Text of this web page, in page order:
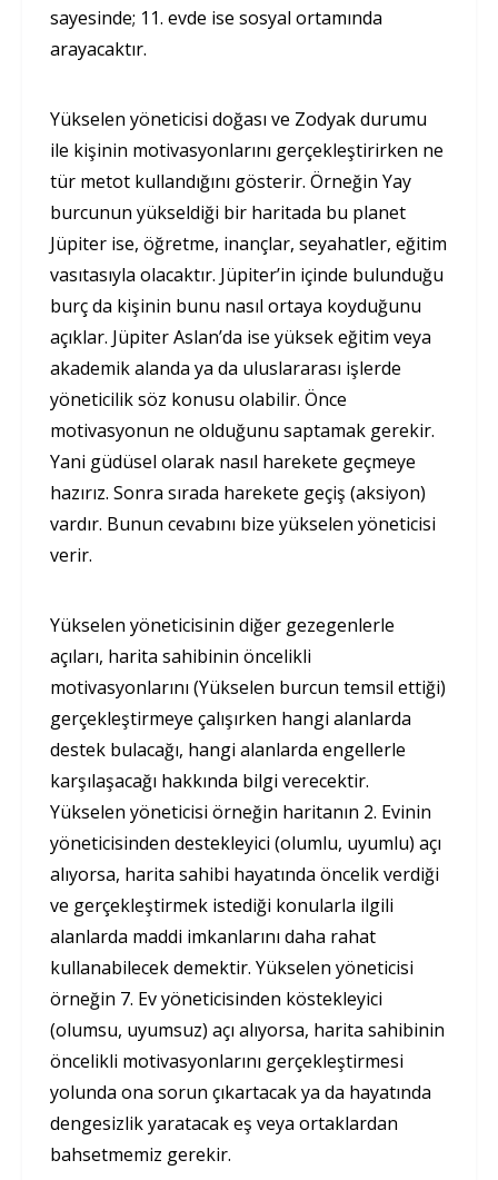
sayesinde; 11. evde ise sosyal ortamında
arayacaktır.
Yükselen yöneticisi doğası ve Zodyak durumu
ile kişinin motivasyonlarını gerçekleştirirken ne
tür metot kullandığını gösterir. Örneğin Yay
burcunun yükseldiği bir haritada bu planet
Jüpiter ise, öğretme, inançlar, seyahatler, eğitim
vasıtasıyla olacaktır. Jüpiter’in içinde bulunduğu
burç da kişinin bunu nasıl ortaya koyduğunu
açıklar. Jüpiter Aslan’da ise yüksek eğitim veya
akademik alanda ya da uluslararası işlerde
yöneticilik söz konusu olabilir. Önce
motivasyonun ne olduğunu saptamak gerekir.
Yani güdüsel olarak nasıl harekete geçmeye
hazırız. Sonra sırada harekete geçiş (aksiyon)
vardır. Bunun cevabını bize yükselen yöneticisi
verir.
Yükselen yöneticisinin diğer gezegenlerle
açıları, harita sahibinin öncelikli
motivasyonlarını (Yükselen burcun temsil ettiği)
gerçekleştirmeye çalışırken hangi alanlarda
destek bulacağı, hangi alanlarda engellerle
karşılaşacağı hakkında bilgi verecektir.
Yükselen yöneticisi örneğin haritanın 2. Evinin
yöneticisinden destekleyici (olumlu, uyumlu) açı
alıyorsa, harita sahibi hayatında öncelik verdiği
ve gerçekleştirmek istediği konularla ilgili
alanlarda maddi imkanlarını daha rahat
kullanabilecek demektir. Yükselen yöneticisi
örneğin 7. Ev yöneticisinden köstekleyici
(olumsu, uyumsuz) açı alıyorsa, harita sahibinin
öncelikli motivasyonlarını gerçekleştirmesi
yolunda ona sorun çıkartacak ya da hayatında
dengesizlik yaratacak eş veya ortaklardan
bahsetmemiz gerekir.